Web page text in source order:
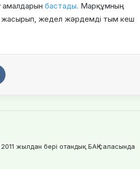
амалдарын бастады. Марқұмның
жасырып, жедел жәрдемді тым кеш
жылдан бері отандық БАҚ саласында